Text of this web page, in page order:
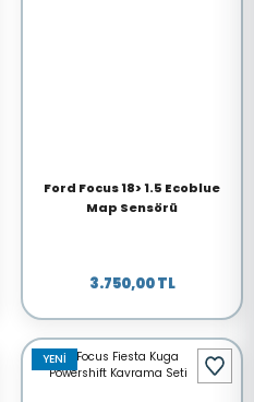
Ford Focus 18> 1.5 Ecoblue
Map Sensörü
3.750,00 TL
YENİ